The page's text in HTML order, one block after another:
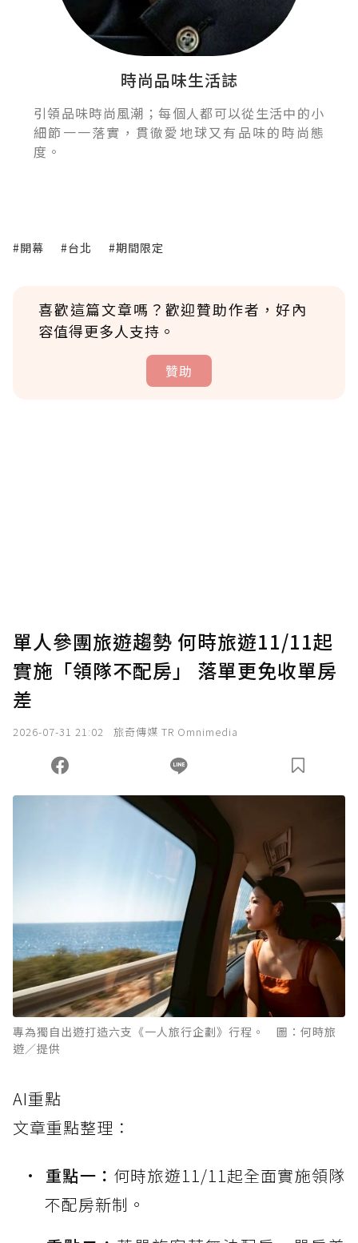
時尚品味生活誌
引領品味時尚風潮；每個人都可以從生活中的小
細節一一落實，貫徹愛地球又有品味的時尚態
度。
#開幕 #台北 #期間限定
喜歡這篇文章嗎？歡迎贊助作者，好內
容值得更多人支持。
贊助
確認送出
您當前剩餘 U 利點數：0點；前往 購買點數
單人參團旅遊趨勢 何時旅遊11/11起
實施「領隊不配房」 落單更免收單房
差
2026-07-31 21:02 旅奇傳媒 TR Omnimedia
專為獨自出遊打造六支《一人旅行企劃》行程。 圖：何時旅
遊／提供
AI重點
文章重點整理：
重點一： 何時旅遊11/11起全面實施領隊
不配房新制。